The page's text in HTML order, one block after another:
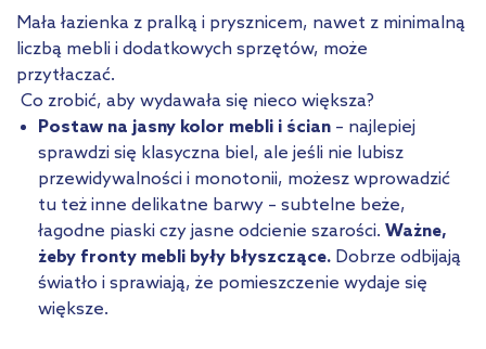
Mała łazienka z pralką i prysznicem, nawet z minimalną
liczbą mebli i dodatkowych sprzętów, może
przytłaczać.
Co zrobić, aby wydawała się nieco większa?
Postaw na jasny kolor mebli i ścian – najlepiej
sprawdzi się klasyczna biel, ale jeśli nie lubisz
przewidywalności i monotonii, możesz wprowadzić
tu też inne delikatne barwy – subtelne beże,
łagodne piaski czy jasne odcienie szarości. Ważne,
żeby fronty mebli były błyszczące. Dobrze odbijają
światło i sprawiają, że pomieszczenie wydaje się
większe.